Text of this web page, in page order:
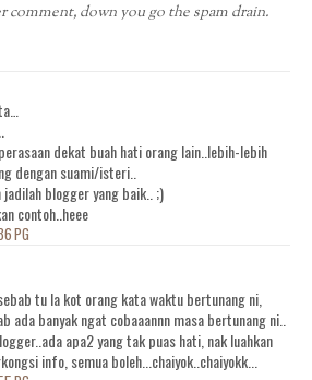
comment, down you go the spam drain.
dekat buah hati orang lain..lebih-lebih
dengan suami/isteri..
blogger yang baik.. ;)
contoh..heee
PG
tu la kot orang kata waktu bertunang ni,
ada banyak ngat cobaaannn masa bertunang ni..
apa2 yang tak puas hati, nak luahkan
info, semua boleh...chaiyok..chaiyokk...